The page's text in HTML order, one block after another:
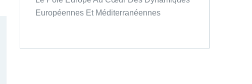
Européennes Et Méditerranéennes